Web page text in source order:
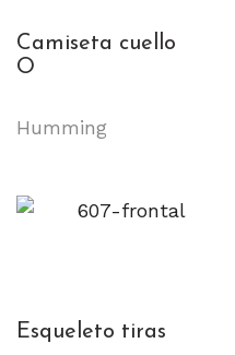
Camiseta cuello
O
Humming
Esqueleto tiras